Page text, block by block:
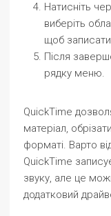
Натисніть
виберіть
щоб
Після
рядку меню.
QuickTime
матеріал,
форматі. Варто
QuickTime
звуку, але це
додатковий